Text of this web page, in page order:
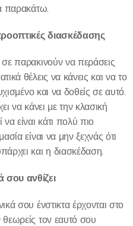
παρακάτω.
διασκέδασης
παρακινούν να περάσεις
θέλεις να κάνεις και να το
και να δοθείς σε αυτό.
να κάνει με την κλασική
είναι κάτι πολύ πιο
είναι να μην ξεχνάς ότι
και η διασκέδαση.
ανθίζει
σου ένστικτα έρχονται στο
τον εαυτό σου